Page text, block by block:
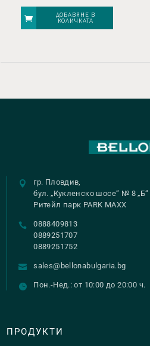
ДОБАВЯНЕ В
КОЛИЧКАТА
гр. Пловдив,
бул. „Кукленско шосе“ № 8 „Б“
Ритейл парк PARK MAXX
0888409813
0889251707
0889251752
sales@bellonabulgaria.bg
Пон.-Нед.: от 10:00 до 20:00 ч.
ПРОДУКТИ